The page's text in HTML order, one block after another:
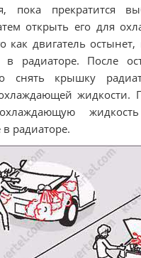
пока прекратится
открыть его для
как двигатель
в радиаторе. После
снять крышку
жидкости.
в радиаторе.